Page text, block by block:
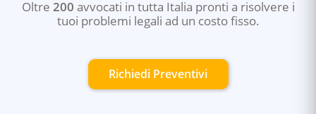
Oltre 200 avvocati in tutta Italia pronti a risolvere i
tuoi problemi legali ad un costo fisso.
Richiedi Preventivi